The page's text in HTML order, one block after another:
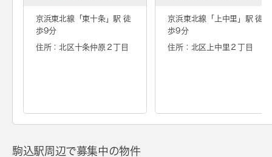
京浜東北線「東十条 」駅 徒
歩9分
住所：北区十条仲原２丁目
京浜東北線「 上中里 」駅 徒
歩9分
住所：北区上中里２丁目
駒込駅周辺で募集中の物件